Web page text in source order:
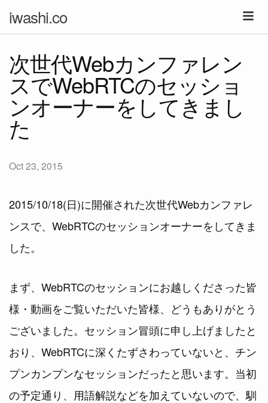
iwashi.co
次世代Webカンファレン
スでWebRTCのセッショ
ンオーナーをしてきまし
た
Oct 23, 2015
2015/10/18(日)に開催された次世代Webカンファレ
ンスで、WebRTCのセッションオーナーをしてきま
した。
まず、WebRTCのセッションにお越しくださった皆
様・動画をご覧いただいた皆様、どうもありがとう
ございました。セッション冒頭に申し上げましたと
おり、WebRTCに深くたずさわっていないと、チン
プンカンプンなセッションだったと思います。当初
の予定通り、用語解説などを加えていないので、馴